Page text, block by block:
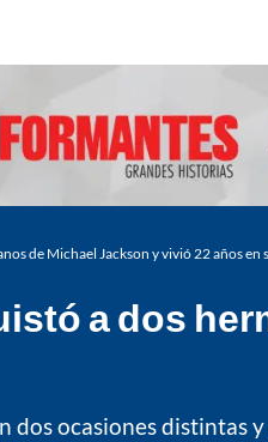
de Michael Jackson y vivió 22 años en
a dos
dos ocasiones